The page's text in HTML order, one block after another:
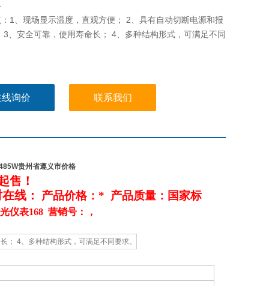
1、现场显示温度，直观方便； 2、具有自动切断电源和报
3、安全可靠，使用寿命长； 4、多种结构形式，可满足不同
询价 联系我们
贵州省遵义市价格
售 ！
线： 产品价格：* 产品质量：国家标
仪表168 营销号：，
； 4、多种结构形式，可满足不同要求。